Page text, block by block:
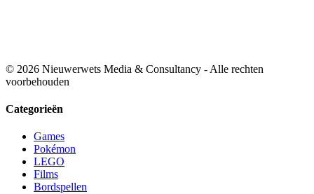
© 2026 Nieuwerwets Media & Consultancy - Alle rechten
voorbehouden
Categorieën
Games
Pokémon
LEGO
Films
Bordspellen